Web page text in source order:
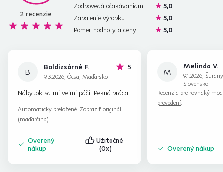
2 recenzie
Zodpovedá očakávaniam
5,0
Zabalenie výrobku
5,0
Pomer hodnoty a ceny
5,0
B Boldizsárné F.
9.3.2026, Ócsa, Maďarsko
5hviezdičiek
Nábytok sa mi veľmi páči. Pekná práca.
Automaticky preložené. Zobraziť originál
(maďarčina)
Overený
nákup
Užitočné
(0x)
M
Melinda V.
9.1.2026,
Slovensko
Recenzia pre rovnaký
prevedení.
Overený nákup